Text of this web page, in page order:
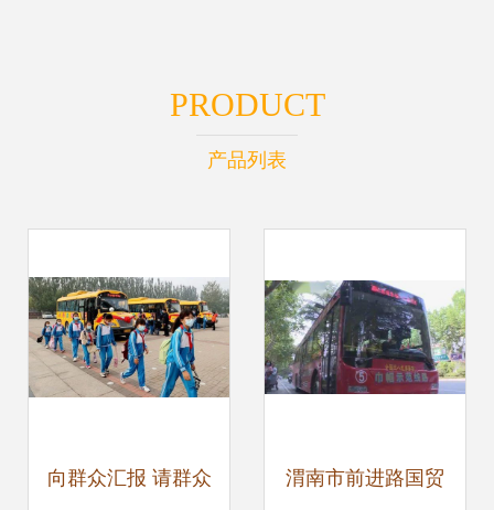
PRODUCT
产品列表
向群众汇报 请群众 渭南市前进路国贸